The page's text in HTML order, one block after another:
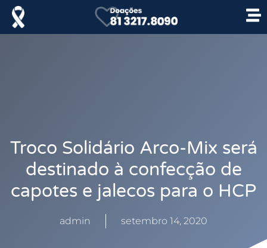
Troco Solidário Arco-Mix será
destinado à confecção de
capotes e jalecos para o HCP
admin setembro 14, 2020